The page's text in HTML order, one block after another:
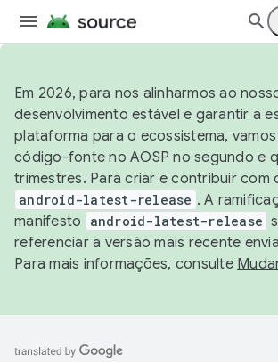
Em 2026, para nos alinharmos ao
desenvolvimento estável e garantir a
plataforma para o ecossistema,
código-fonte no AOSP no segundo e
trimestres. Para criar e contribuir com
android-latest-release . A
manifesto
android-latest-release
referenciar a versão mais recente
Para mais informações, consulte